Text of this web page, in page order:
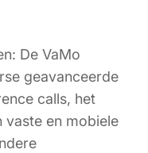
De VaMo
geavanceerde
calls, het
vaste en mobiele